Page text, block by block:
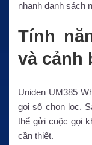
nhanh danh sách
Tính
và cảnh
Uniden UM385
gọi số chọn lọc.
thể gửi cuộc gọi
cần thiết.